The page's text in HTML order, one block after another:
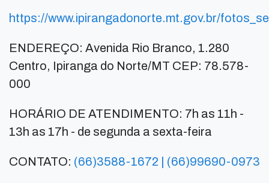
https://www.ipirangadonorte.mt.gov.br/
ENDEREÇO: Avenida Rio Branco, 1.280
Centro, Ipiranga do Norte/MT CEP: 78.578-
000
HORÁRIO DE ATENDIMENTO: 7h as 11h -
13h as 17h - de segunda a sexta-feira
CONTATO: (66)3588-1672 | (66)99690-0973